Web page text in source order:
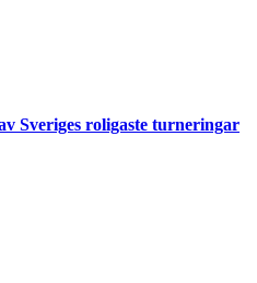
Sveriges roligaste turneringar